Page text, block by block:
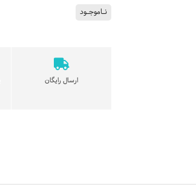
نـاموجـود
ارسال رایگان